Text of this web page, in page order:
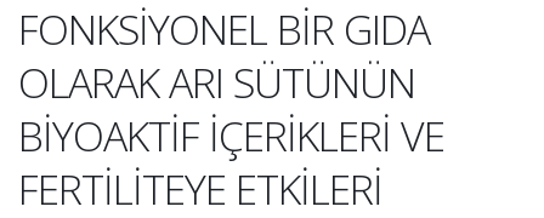
FONKSİYONEL BİR GIDA
OLARAK ARI SÜTÜNÜN
BİYOAKTİF İÇERİKLERİ VE
FERTİLİTEYE ETKİLERİ